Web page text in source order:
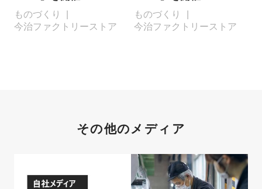
ものづくり
今治ファクトリーストア
ものづくり
今治ファクトリーストア
その他のメディア